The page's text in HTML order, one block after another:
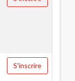
S'inscrire